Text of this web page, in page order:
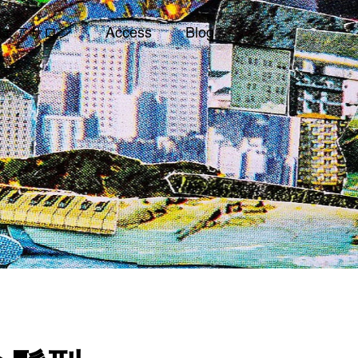
アサロン Access Blog